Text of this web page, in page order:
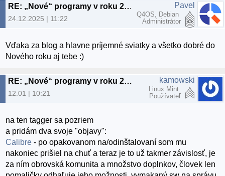
RE: „Nové“ programy v roku 2025
24.12.2025 | 11:22
Pavel
Q4OS, Debian
Administrátor
Vďaka za blog a hlavne príjemné sviatky a všetko dobré do
Nového roku aj tebe :)
RE: „Nové“ programy v roku 2025
12.01 | 10:21
kamowski
Linux Mint
Používateľ
na ten tagger sa pozriem
a pridám dva svoje "objavy":
Calibre - po opakovanom na/odinštalovaní som mu
nakoniec prišiel na chuť a teraz je to už takmer závislosť, je
za ním obrovská komunita a množstvo doplnkov, človek len